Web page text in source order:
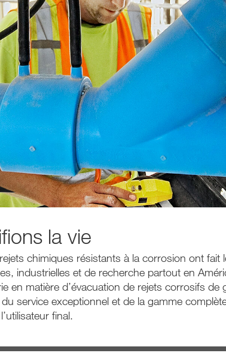
la vie
chimiques résistants à la corrosion ont fait
industrielles et de recherche partout en
en matière d’évacuation de rejets corrosifs de
service exceptionnel et de la gamme
final.